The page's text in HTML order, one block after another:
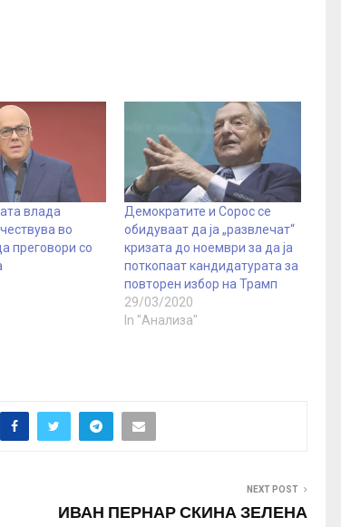
влада
во
преговори со
Демократите и Сорос се
обидуваат да ја „развлечат“
кризата до ноември за да ја
поткопаат кандидатурата за
повторен избор на Трамп
29/03/2020
In "Анализа"
NEXT POST
ИВАН ПЕРНАР СКИНА ЗЕЛЕНА